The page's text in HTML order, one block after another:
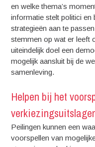
en welke thema’s
informatie stelt politici en
strategieën aan te
stemmen op wat er leeft
uiteindelijk doel een
mogelijk aansluit bij de
samenleving.
Helpen bij het
Peilingen kunnen een
voorspellen van